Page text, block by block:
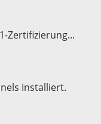
Zertifizierung...
Installiert.